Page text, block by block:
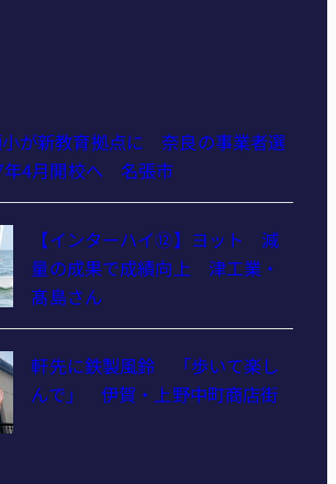
小が新教育拠点に 奈良の事業者選
年4月開校へ 名張市
【インターハイ⑫】ヨット 減
量の成果で成績向上 津工業・
髙島さん
軒先に鉄製風鈴 「歩いて楽し
んで」 伊賀・上野中町商店街